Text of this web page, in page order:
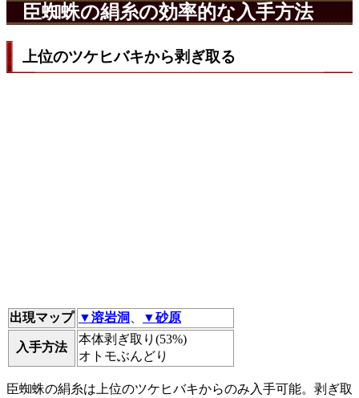
臣蜘蛛の絹糸の効率的な入手方法
上位のツケヒバキから剥ぎ取る
出現マップ ▼溶岩洞 ▼砂原
入手方法
本体剥ぎ取り(53%)
オトモぶんどり
臣蜘蛛の絹糸は上位のツケヒバキからのみ入手可能。剥ぎ取